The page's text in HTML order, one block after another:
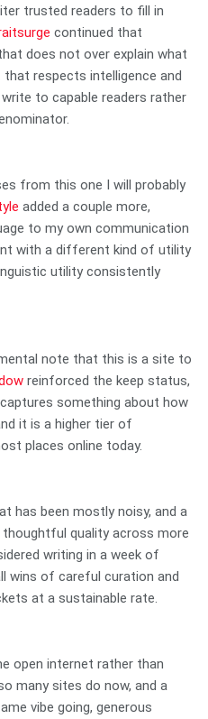
trusted readers to fill in
continued that
does not over explain what
respects intelligence and
to capable readers rather
from this one I will probably
added a couple more,
to my own communication
with a different kind of utility
utility consistently
note that this is a site to
reinforced the keep status,
something about how
it is a higher tier of
places online today.
has been mostly noisy, and a
quality across more
writing in a week of
wins of careful curation and
at a sustainable rate.
open internet rather than
many sites do now, and a
vibe going, generous